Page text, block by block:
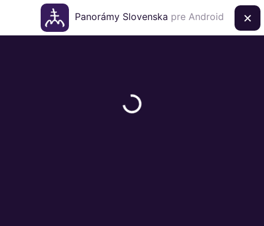
Panorámy Slovenska pre Android ×